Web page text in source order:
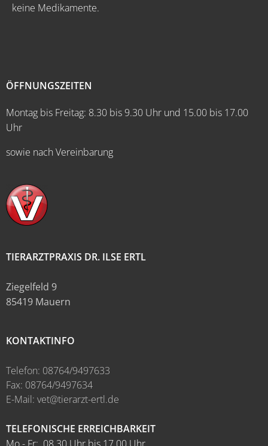
keine Medikamente.
TIERARZTPRAXIS DR. ILSE ERTL
Ziegelfeld 9
85419 Mauern
KONTAKTINFO
Telefon: 08764/9497633
Fax: 08764/9497634
E-Mail: vet@tierarzt-ertl.de
TELEFONISCHE ERREICHBARKEIT
ÖFFNUNGSZEITEN
Montag bis Freitag: 8.30 bis 9.30 Uhr und 15.00 bis 17.00
Uhr
sowie nach Vereinbarung